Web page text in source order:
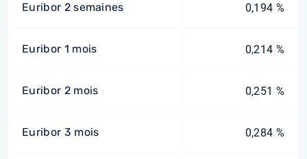
Euribor 2 semaines 0,194 %
Euribor 1 mois 0,214 %
Euribor 2 mois 0,251 %
Euribor 3 mois 0,284 %